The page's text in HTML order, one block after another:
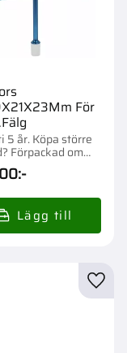
För
5 år. Köpa större
Förpackad om
:-